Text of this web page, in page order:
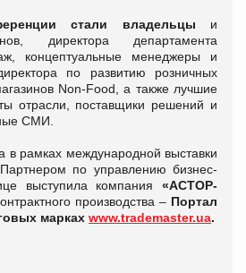
стали владельцы и
директора департамента
концептуальные менеджеры и
по развитию розничных
Non-Food, а также лучшие
отрасли, поставщики решений и
СМИ.
рамках международной выставки
Партнером по управлению бизнес-
выступила компания «АСТОР-
производства – Портал
марках www.trademaster.ua.